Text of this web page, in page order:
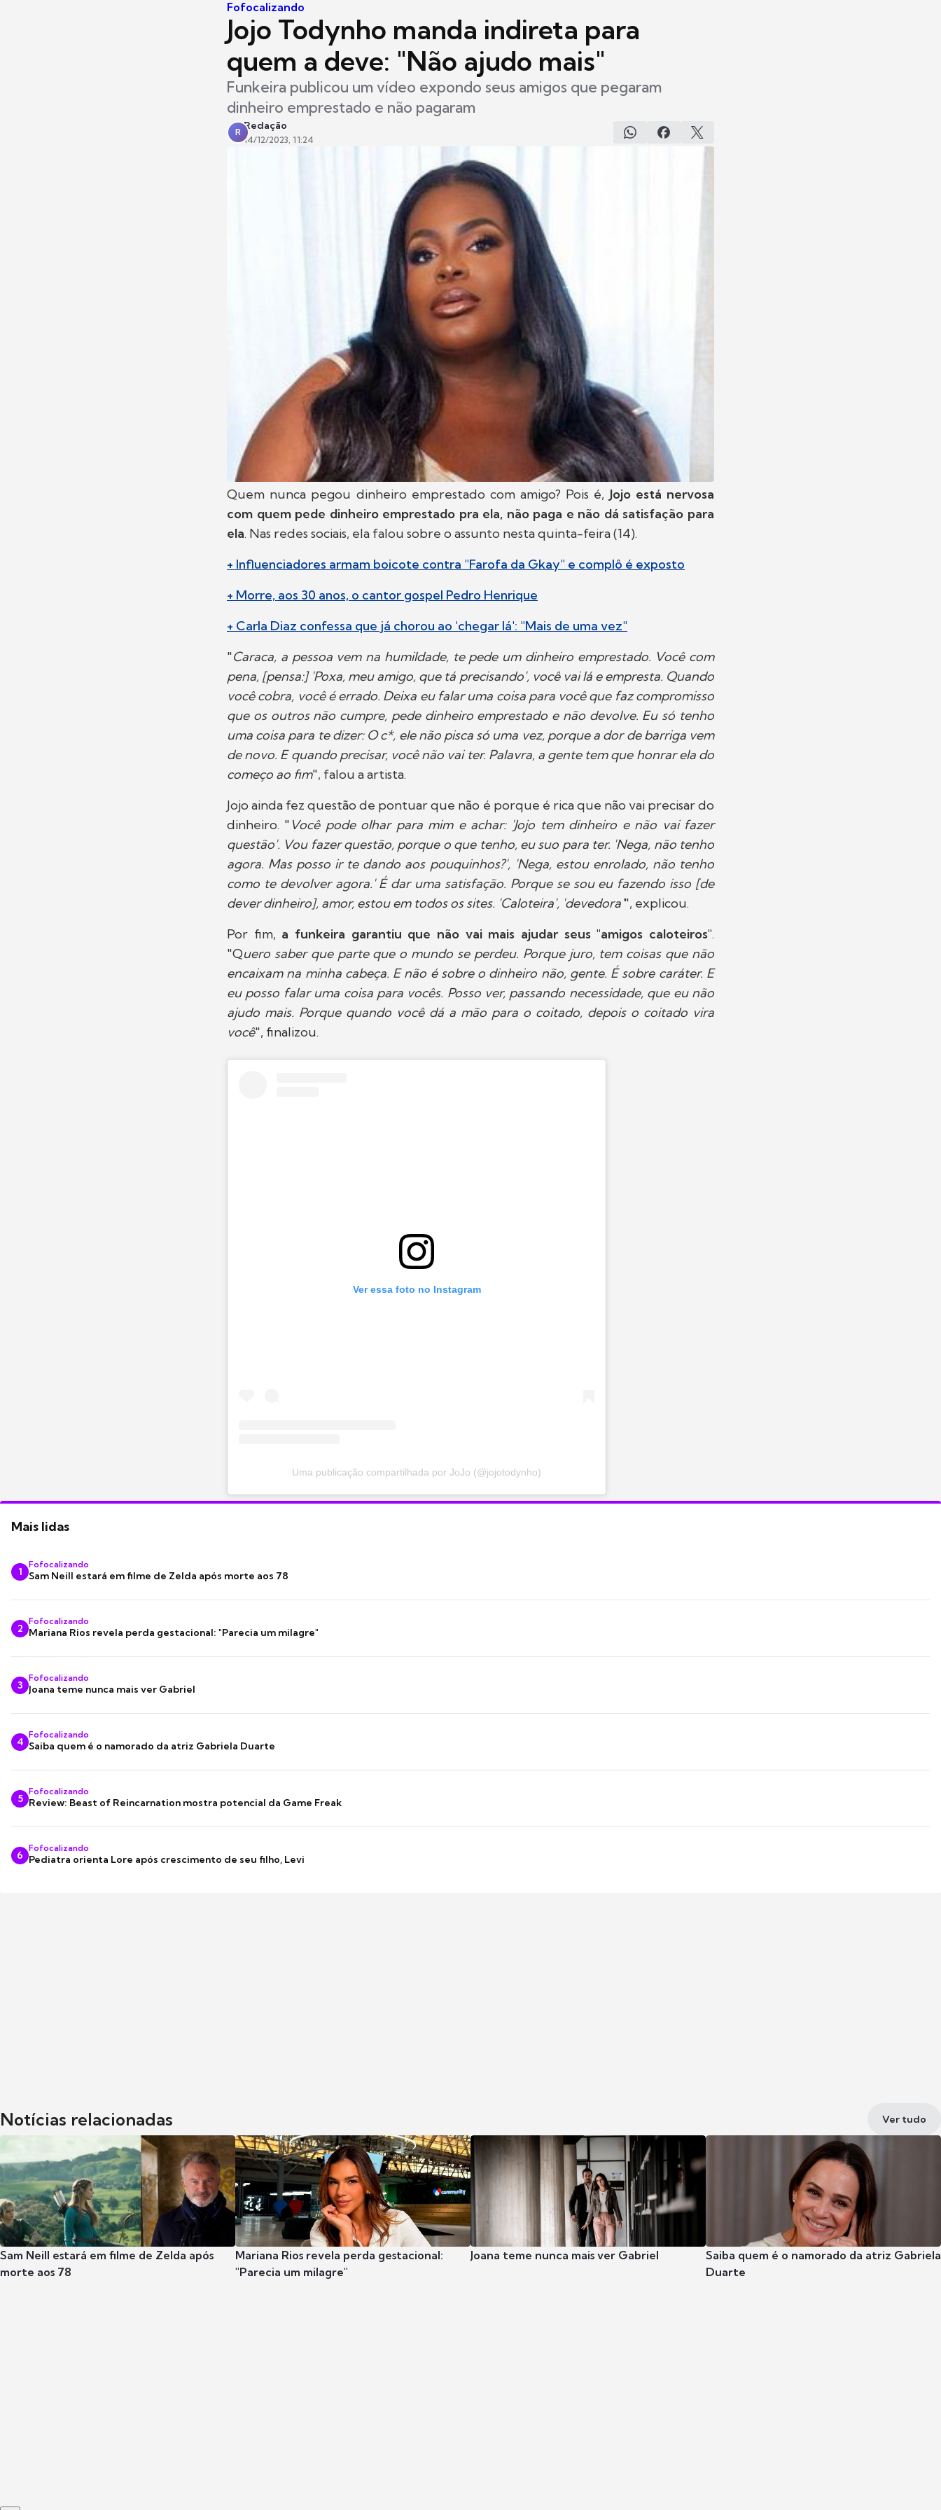
Fofocalizando
Jojo Todynho manda indireta para
quem a deve: "Não ajudo mais"
Funkeira publicou um vídeo expondo seus amigos que pegaram
dinheiro emprestado e não pagaram
R
Redação
14/12/2023, 11:24
Quem nunca pegou dinheiro emprestado com amigo? Pois é, Jojo está nervosa
com quem pede dinheiro emprestado pra ela, não paga e não dá satisfação para
ela. Nas redes sociais, ela falou sobre o assunto nesta quinta-feira (14).
+ Influenciadores armam boicote contra "Farofa da Gkay" e complô é exposto
+ Morre, aos 30 anos, o cantor gospel Pedro Henrique
+ Carla Diaz confessa que já chorou ao 'chegar lá': "Mais de uma vez"
"Caraca, a pessoa vem na humildade, te pede um dinheiro emprestado. Você com
pena, [pensa:] 'Poxa, meu amigo, que tá precisando', você vai lá e empresta. Quando
você cobra, você é errado. Deixa eu falar uma coisa para você que faz compromisso
que os outros não cumpre, pede dinheiro emprestado e não devolve. Eu só tenho
uma coisa para te dizer: O c*, ele não pisca só uma vez, porque a dor de barriga vem
de novo. E quando precisar, você não vai ter. Palavra, a gente tem que honrar ela do
começo ao fim", falou a artista.
Jojo ainda fez questão de pontuar que não é porque é rica que não vai precisar do
dinheiro. " Você pode olhar para mim e achar: 'Jojo tem dinheiro e não vai fazer
questão'. Vou fazer questão, porque o que tenho, eu suo para ter. 'Nega, não tenho
agora. Mas posso ir te dando aos pouquinhos?', 'Nega, estou enrolado, não tenho
como te devolver agora.' É dar uma satisfação. Porque se sou eu fazendo isso [de
dever dinheiro], amor, estou em todos os sites. 'Caloteira', 'devedora'", explicou.
Por fim, a funkeira garantiu que não vai mais ajudar seus "amigos caloteiros".
"Quero saber que parte que o mundo se perdeu. Porque juro, tem coisas que não
encaixam na minha cabeça. E não é sobre o dinheiro não, gente. É sobre caráter. E
eu posso falar uma coisa para vocês. Posso ver, passando necessidade, que eu não
ajudo mais. Porque quando você dá a mão para o coitado, depois o coitado vira
você", finalizou.
Ver essa foto no Instagram
Uma publicação compartilhada por JoJo (@jojotodynho)
Mais lidas
1
Fofocalizando
Sam Neill estará em filme de Zelda após morte aos 78
2
Fofocalizando
Mariana Rios revela perda gestacional: "Parecia um milagre"
3
Fofocalizando
Joana teme nunca mais ver Gabriel
4
Fofocalizando
Saiba quem é o namorado da atriz Gabriela Duarte
5
Fofocalizando
Review: Beast of Reincarnation mostra potencial da Game Freak
6
Fofocalizando
Pediatra orienta Lore após crescimento de seu filho, Levi
Notícias relacionadas Ver tudo
Sam Neill estará em filme de Zelda após
morte aos 78
Mariana Rios revela perda gestacional:
"Parecia um milagre"
Joana teme nunca mais ver Gabriel
Saiba quem é o namorado da atriz Gabriela
Duarte